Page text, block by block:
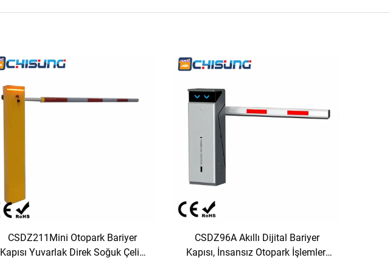
CSDZ211Mini Otopark Bariyer
Kapısı Yuvarlak Direk Soğuk Çelik
CSDZ96A Akıllı Dijital Bariyer
Kapısı, İnsansız Otopark İşlemleri